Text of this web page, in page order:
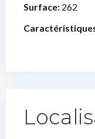
Surface: 262